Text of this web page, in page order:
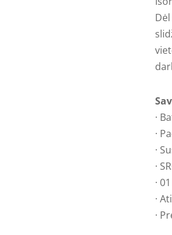
01
SRA
·
·
·
·
·
·
·